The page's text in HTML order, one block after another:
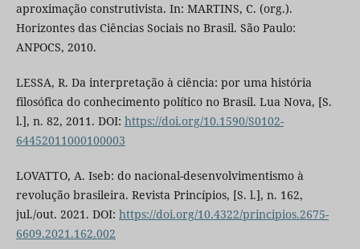
aproximação construtivista. In: MARTINS, C. (org.).
Horizontes das Ciências Sociais no Brasil. São Paulo:
ANPOCS, 2010.
LESSA, R. Da interpretação à ciência: por uma história
filosófica do conhecimento político no Brasil. Lua Nova, [S.
l.], n. 82, 2011. DOI: https://doi.org/10.1590/S0102-
64452011000100003
LOVATTO, A. Iseb: do nacional-desenvolvimentismo à
revolução brasileira. Revista Princípios, [S. l.], n. 162,
jul./out. 2021. DOI: https://doi.org/10.4322/principios.2675-
6609.2021.162.002